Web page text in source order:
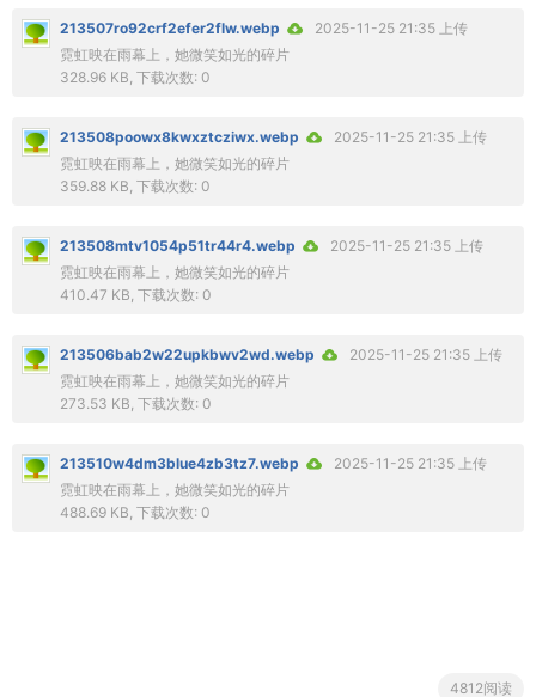
213507ro92crf2efer2flw.webp
2025-11-25 21:35 上传
霓虹映在雨幕上，她微笑如光的碎片
328.96 KB, 下载次数: 0
213508poowx8kwxztcziwx.webp
2025-11-25 21:35 上传
霓虹映在雨幕上，她微笑如光的碎片
359.88 KB, 下载次数: 0
213508mtv1054p51tr44r4.webp
2025-11-25 21:35 上传
霓虹映在雨幕上，她微笑如光的碎片
410.47 KB, 下载次数: 0
213506bab2w22upkbwv2wd.webp
2025-11-25 21:35 上传
霓虹映在雨幕上，她微笑如光的碎片
273.53 KB, 下载次数: 0
213510w4dm3blue4zb3tz7.webp
2025-11-25 21:35 上传
霓虹映在雨幕上，她微笑如光的碎片
488.69 KB, 下载次数: 0
4812阅读